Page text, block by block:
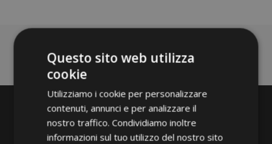
Questo sito web utilizza
cookie
Utilizziamo i cookie per personalizzare
contenuti, annunci e per analizzare il
nostro traffico. Condividiamo inoltre
informazioni sul tuo utilizzo del nostro sito